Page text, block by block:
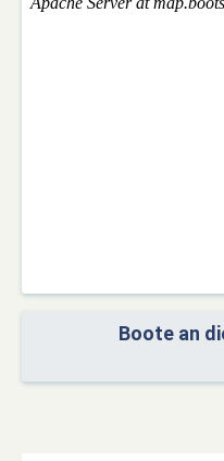
Boote an